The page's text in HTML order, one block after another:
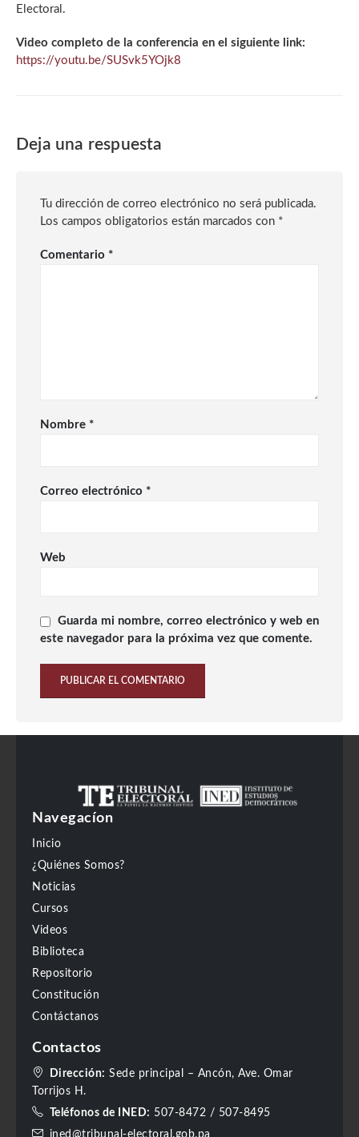
Electoral.
Video completo de la conferencia en el siguiente link:
https://youtu.be/SUSvk5YOjk8
Deja una respuesta
Tu dirección de correo electrónico no será publicada.
Los campos obligatorios están marcados con *
Comentario *
Nombre *
Correo electrónico *
Web
Guarda mi nombre, correo electrónico y web en
este navegador para la próxima vez que comente.
Navegacíon
Inicio
¿Quiénes Somos?
Noticias
Cursos
Videos
Biblioteca
Repositorio
Constitución
Contáctanos
Contactos
Dirección: Sede principal – Ancón, Ave. Omar
Torrijos H.
Teléfonos de INED: 507-8472 / 507-8495